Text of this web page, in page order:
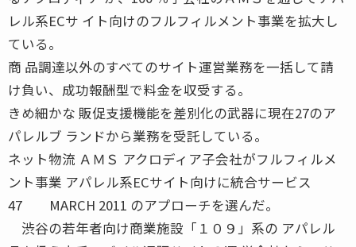
レル系ECサ イト向けのフルフィルメント事業を拡大し
ている。
商 品調達以外のすべてのサイト運営業務を一括して請
け負い、成功報酬型で料金を収受する。
きめ細かな 販促支援機能を差別化の武器に現在27のア
パレルブ ランドから業務を受託している。
ネット物流 ＡＭＳ アクロディア子会社がフルフィルメ
ント事業 アパレル系ECサイト向けに統合サービス
47 MARCH 2011 のアプローチを選んだ。
渋谷の若年者向け商業施設「１０９」系の アパレル